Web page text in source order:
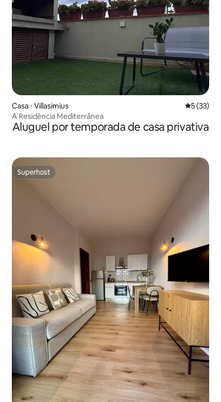
Casa ⋅ Villasimius 5 de uma
5 (33)
A Residência Mediterrânea
Aluguel por temporada de casa privativa
Superhost
Superhost